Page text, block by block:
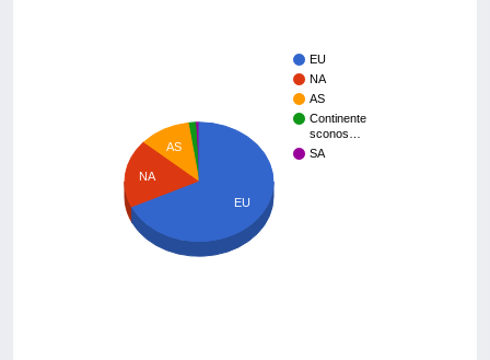
EU
NA
AS
Continente
sconos…
SA
AS
NA
EU